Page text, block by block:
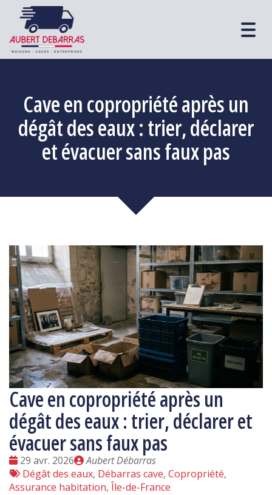
Cave en copropriété après un
dégât des eaux : trier, déclarer
et évacuer sans faux pas
Cave en copropriété après un
dégât des eaux : trier, déclarer et
évacuer sans faux pas
Date
:
29 avr. 2026
Publié
par
Aubert Débarras
Tags
:
Dégât des eaux, Débarras cave, Copropriété,
Assurance habitation, Île-de-France